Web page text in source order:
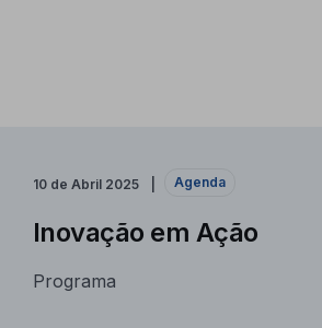
10 de Abril 2025 Agenda
Inovação em Ação
Programa